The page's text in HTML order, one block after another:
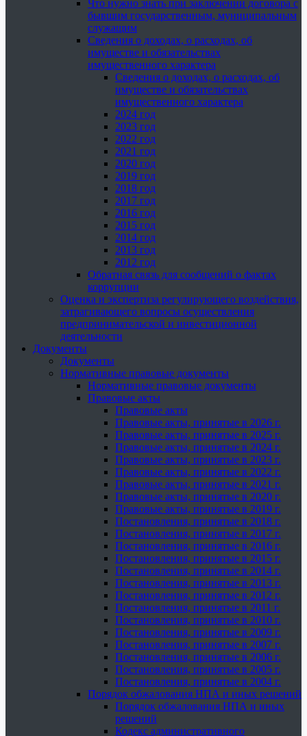
Что нужно знать при заключении договора с
бывшим государственным, муниципальным
служащим
Сведения о доходах, о расходах, об
имуществе и обязательствах
имущественного характера
Сведения о доходах, о расходах, об
имуществе и обязательствах
имущественного характера
2024 год
2023 год
2022 год
2021 год
2020 год
2019 год
2018 год
2017 год
2016 год
2015 год
2014 год
2013 год
2012 год
Обратная связь для сообщений о фактах
коррупции
Оценка и экспертиза регулирующего воздействия,
затрагивающего вопросы осуществления
предпринимательской и инвестиционной
деятельности
Документы
Документы
Нормативные правовые документы
Нормативные правовые документы
Правовые акты
Правовые акты
Правовые акты, принятые в 2026 г.
Правовые акты, принятые в 2025 г.
Правовые акты, принятые в 2024 г.
Правовые акты, принятые в 2023 г.
Правовые акты, принятые в 2022 г.
Правовые акты, принятые в 2021 г.
Правовые акты, принятые в 2020 г.
Правовые акты, принятые в 2019 г.
Постановления, принятые в 2018 г.
Постановления, принятые в 2017 г.
Постановления, принятые в 2016 г.
Постановления, принятые в 2015 г.
Постановления, принятые в 2014 г.
Постановления, принятые в 2013 г.
Постановления, принятые в 2012 г.
Постановления, принятые в 2011 г.
Постановления, принятые в 2010 г.
Постановления, принятые в 2009 г.
Постановления, принятые в 2007 г.
Постановления, принятые в 2006 г.
Постановления, принятые в 2005 г.
Постановления, принятые в 2004 г.
Порядок обжалования НПА и иных решений
Порядок обжалования НПА и иных
решений
Кодекс административного